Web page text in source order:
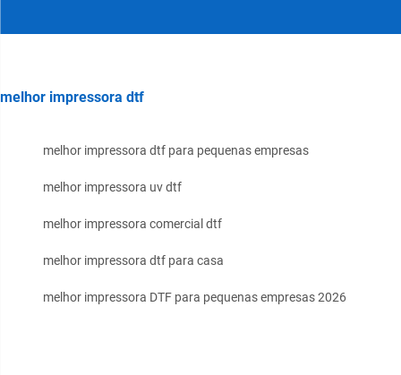
melhor impressora dtf
melhor impressora dtf para pequenas empresas
melhor impressora uv dtf
melhor impressora comercial dtf
melhor impressora dtf para casa
melhor impressora DTF para pequenas empresas 2026